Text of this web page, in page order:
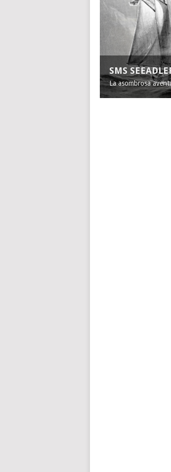
SMS
La asombrosa